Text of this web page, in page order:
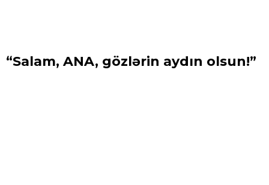
“Salam, ANA, gözlərin aydın olsun!”